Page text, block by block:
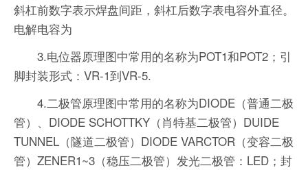
斜杠前数字表示焊盘间距，斜杠后数字表电容外直径。
电解电容为
3.电位器原理图中常用的名称为POT1和POT2；引
脚封装形式：VR-1到VR-5.
4.二极管原理图中常用的名称为DIODE（普通二极
管）、DIODE SCHOTTKY（肖特基二极管）DUIDE
TUNNEL（隧道二极管）DIODE VARCTOR（变容二极
管）ZENER1~3（稳压二极管）发光二极管：LED；封